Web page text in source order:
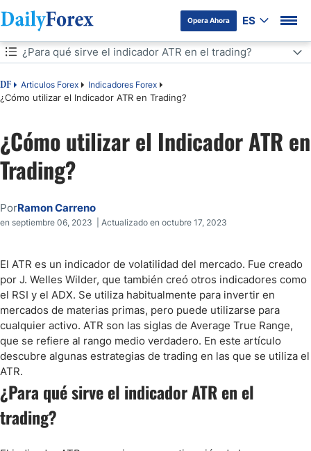
Opera Ahora ES
Tabla de contenidos
DF Articulos Forex Indicadores Forex
¿Cómo utilizar el Indicador ATR en Trading?
¿Para qué sirve el indicador ATR en el trading?
¿Para qué sirve el indicador ATR en el trading?
Interpretando el ATR para Analizar la Volatilidad
¿Cómo Operar con el Indicador ATR? Estrategias de Trading
Otros Usos del ATR al Hacer Trading en Forex
Uso del Indicador ATR en MT4
Conclusión
Preguntas Frecuentes
¿Cómo utilizar el Indicador ATR en
Trading?
PorRamon Carreno
en septiembre 06, 2023 | Actualizado en octubre 17, 2023
El ATR es un indicador de volatilidad del mercado. Fue creado
por J. Welles Wilder, que también creó otros indicadores como
el RSI y el ADX. Se utiliza habitualmente para invertir en
mercados de materias primas, pero puede utilizarse para
cualquier activo. ATR son las siglas de Average True Range,
que se refiere al rango medio verdadero. En este artículo
descubre algunas estrategias de trading en las que se utiliza el
ATR.
¿Para qué sirve el indicador ATR en el
trading?